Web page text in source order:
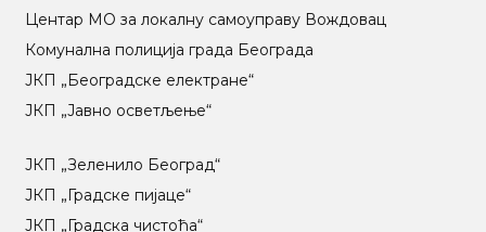
Центар МO за локалну самоуправу Вождовац
Комунална полиција града Београда
ЈКП „Београдске електране“
ЈКП „Јавно осветљење“
ЈКП „Зеленило Београд“
ЈКП „Градске пијаце“
ЈКП „Градска чистоћа“